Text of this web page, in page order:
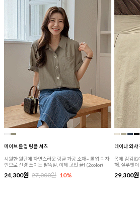
메이브 롤업 링클 셔츠
시원한 원단에 자연스러운 링클 가공 소재~ 롤업 디자
인으로 신경 쓰이는 팔뚝살, 이제 고민 끝! (2color)
24,300원 27,000원 10%
레이나 와샤
몸에 감김없
해, 실루엣
29,300원